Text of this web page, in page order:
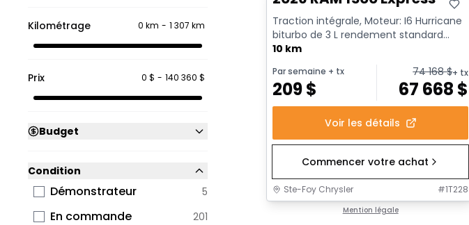
Kilométrage 0 km - 1 307 km
Prix 0 $ - 140 360 $
Budget
Condition
Démonstrateur 5
En commande 201
Traction intégrale, Moteur: I6 Hurricane
biturbo de 3 L rendement standard
avec arrêt au ralenti - 6...
10 km
Par semaine + tx
209$
74 168$+ tx
67 668 $
Voir les détails
Commencer votre achat
Ste-Foy Chrysler #1T228
Mention légale